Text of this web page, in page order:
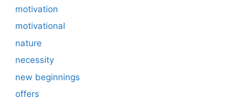
motivation
motivational
nature
necessity
new beginnings
offers